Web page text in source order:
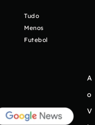
Tudo
Menos
Futebol
A
o
V